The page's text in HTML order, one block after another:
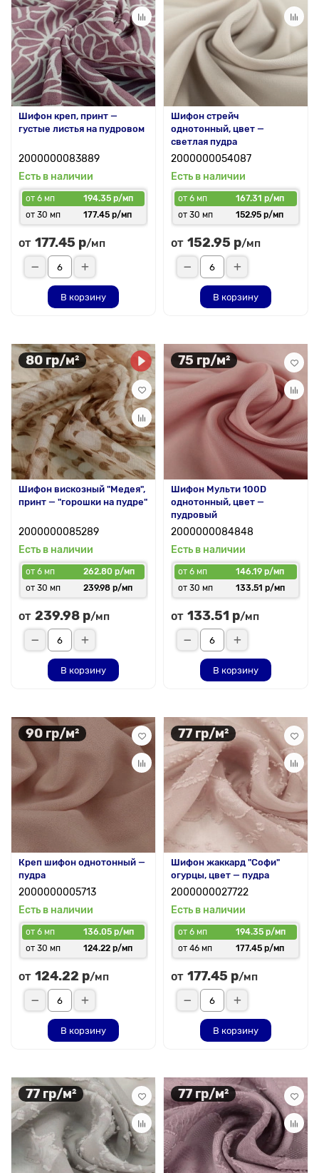
Шифон креп, принт —
густые листья на пудровом
2000000083889
Есть в наличии
от 6 мп
194.35 р/мп
от 30 мп
177.45 р/мп
от 177.45 р/мп
В корзину
Шифон стрейч
однотонный, цвет —
светлая пудра
2000000054087
Есть в наличии
от 6 мп
167.31 р/мп
от 30 мп
152.95 р/мп
от 152.95 р/мп
В корзину
80 гр/м²
Шифон вискозный "Медея",
принт — "горошки на пудре"
2000000085289
Есть в наличии
от 6 мп
262.80 р/мп
от 30 мп
239.98 р/мп
от 239.98 р/мп
В корзину
75 гр/м²
Шифон Мульти 100D
однотонный, цвет —
пудровый
2000000084848
Есть в наличии
от 6 мп
146.19 р/мп
от 30 мп
133.51 р/мп
от 133.51 р/мп
В корзину
90 гр/м²
Креп шифон однотонный —
пудра
2000000005713
Есть в наличии
от 6 мп
136.05 р/мп
от 30 мп
124.22 р/мп
от 124.22 р/мп
В корзину
77 гр/м²
Шифон жаккард "Софи"
огурцы, цвет — пудра
2000000027722
Есть в наличии
от 6 мп
194.35 р/мп
от 46 мп
177.45 р/мп
от 177.45 р/мп
В корзину
77 гр/м² 77 гр/м²